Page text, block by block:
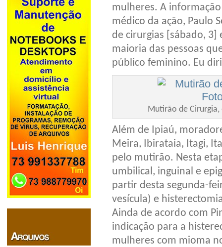
mulheres. A
médico da ação, Paulo
de cirurgias [sábado, 3]
maioria das pessoas
público feminino. Eu
Mutirão de Cirurgia,
Além de Ipiaú,
Meira, Ibirataia, Itagi,
pelo mutirão. Nesta
umbilical, inguinal e
partir desta segunda-
vesícula) e
Ainda de acordo com
indicação para a
mulheres com mioma